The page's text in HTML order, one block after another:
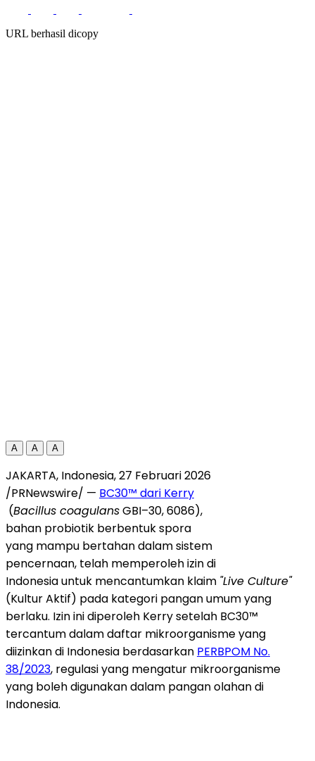
URL berhasil dicopy
A A A
JAKARTA, Indonesia, 27 Februari 2026
/PRNewswire/ — BC30™ dari Kerry
(Bacillus coagulansGBI–30, 6086),
bahan probiotik berbentuk spora
yang mampu bertahan dalam sistem
pencernaan, telah memperoleh izin di
Indonesia untuk mencantumkan klaim "Live Culture"
(Kultur Aktif) pada kategori pangan umum yang
berlaku. Izin ini diperoleh Kerry setelah BC30™
tercantum dalam daftar mikroorganisme yang
diizinkan di Indonesia berdasarkan PERBPOM No.
38/2023, regulasi yang mengatur mikroorganisme
yang boleh digunakan dalam pangan olahan di
Indonesia.